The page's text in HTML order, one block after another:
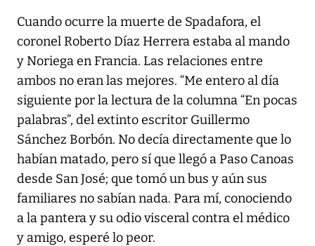
Cuando ocurre la muerte de Spadafora, el
coronel Roberto Díaz Herrera estaba al mando
y Noriega en Francia. Las relaciones entre
ambos no eran las mejores. “Me entero al día
siguiente por la lectura de la columna “En pocas
palabras”, del extinto escritor Guillermo
Sánchez Borbón. No decía directamente que lo
habían matado, pero sí que llegó a Paso Canoas
desde San José; que tomó un bus y aún sus
familiares no sabían nada. Para mí, conociendo
a la pantera y su odio visceral contra el médico
y amigo, esperé lo peor.